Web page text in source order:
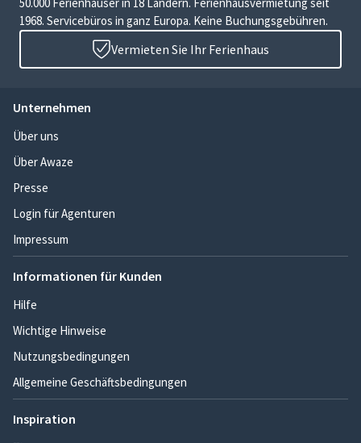
1968. Servicebüros in ganz Europa. Keine Buchungsgebühren.
Vermieten Sie Ihr Ferienhaus
Unternehmen
Über uns
Über Awaze
Presse
Login für Agenturen
Impressum
Informationen für Kunden
Hilfe
Wichtige Hinweise
Nutzungsbedingungen
Allgemeine Geschäftsbedingungen
Inspiration